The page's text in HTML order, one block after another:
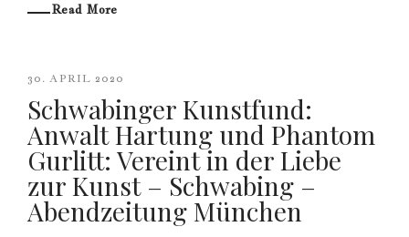
Read More
30. APRIL 2020
Schwabinger Kunstfund:
Anwalt Hartung und Phantom
Gurlitt: Vereint in der Liebe
zur Kunst – Schwabing –
Abendzeitung München